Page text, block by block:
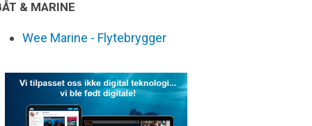
& MARINE
Wee Marine - Flytebrygger